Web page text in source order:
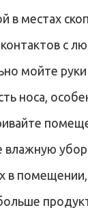
в местах
с
мойте
носа,
влажную
в